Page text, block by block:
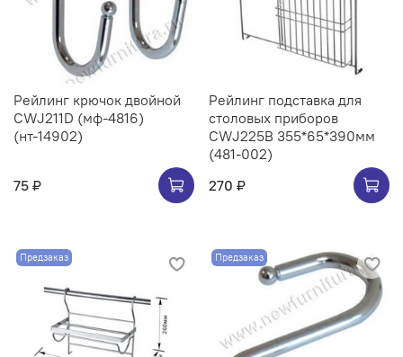
Рейлинг крючок двойной
CWJ211D (мф-4816)
(нт-14902)
75 ₽
Рейлинг подставка для
столовых приборов
CWJ225B 355*65*390мм
(481-002)
270 ₽
Предзаказ Предзаказ